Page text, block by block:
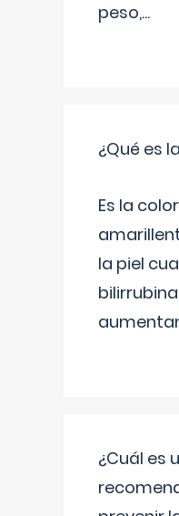
peso,...
¿Qué es
Es la
la piel
¿Cuál es